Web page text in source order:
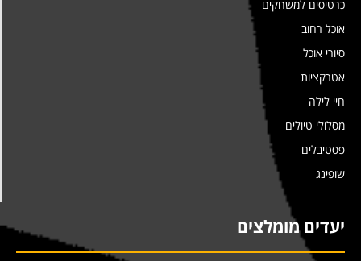
כרטיסים למשחקים
אוכל רחוב
סיורי אוכל
אטרקציות
חיי לילה
מסלולי טיולים
פסטיבלים
שופינג
יעדים מומלצים